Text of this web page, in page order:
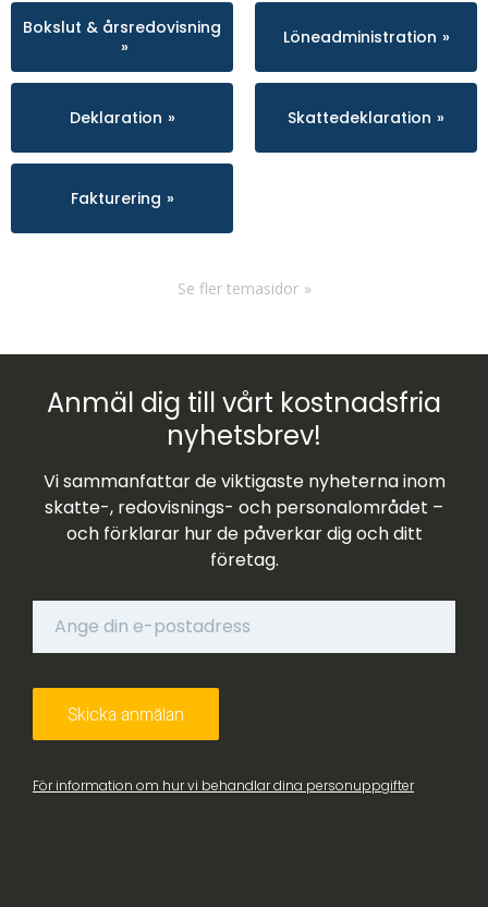
Bokslut & årsredovisning Löneadministration
Deklaration Skattedeklaration
Fakturering
Se fler temasidor
Anmäl dig till vårt kostnadsfria
nyhetsbrev!
Vi sammanfattar de viktigaste nyheterna inom
skatte-, redovisnings- och personalområdet –
och förklarar hur de påverkar dig och ditt
företag.
För information om hur vi behandlar dina personuppgifter